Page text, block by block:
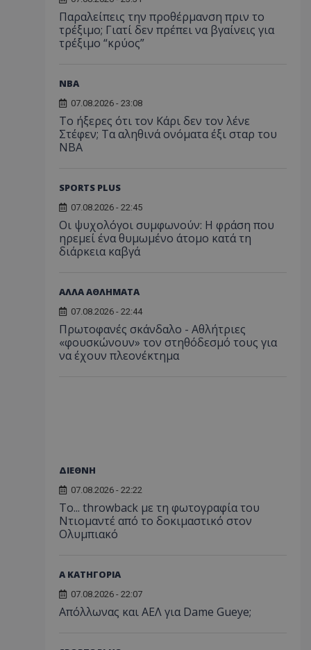
Παραλείπεις την προθέρμανση πριν το
τρέξιμο; Γιατί δεν πρέπει να βγαίνεις για
τρέξιμο “κρύος”
NBA
07.08.2026 - 23:08
Το ήξερες ότι τον Κάρι δεν τον λένε
Στέφεν; Τα αληθινά ονόματα έξι σταρ του
NBA
SPORTS PLUS
07.08.2026 - 22:45
Οι ψυχολόγοι συμφωνούν: Η φράση που
ηρεμεί ένα θυμωμένο άτομο κατά τη
διάρκεια καβγά
ΑΛΛΑ ΑΘΛΗΜΑΤΑ
07.08.2026 - 22:44
Πρωτοφανές σκάνδαλο - Aθλήτριες
«φουσκώνουν» τον στηθόδεσμό τους για
να έχουν πλεονέκτημα
ΔΙΕΘΝΗ
07.08.2026 - 22:22
Το... throwback με τη φωτογραφία του
Ντιομαντέ από το δοκιμαστικό στον
Ολυμπιακό
Α ΚΑΤΗΓΟΡΙΑ
07.08.2026 - 22:07
Απόλλωνας και ΑΕΛ για Dame Gueye;